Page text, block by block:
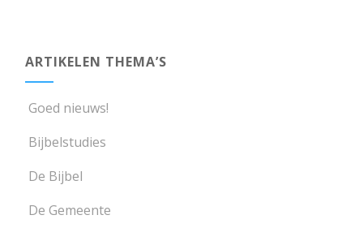
ARTIKELEN THEMA’S
Goed nieuws!
Bijbelstudies
De Bijbel
De Gemeente